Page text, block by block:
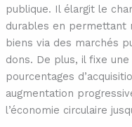
publique. Il élargit le
durables en permettant
biens via des marchés
dons. De plus, il fixe
pourcentages
augmentation
l’économie circulaire